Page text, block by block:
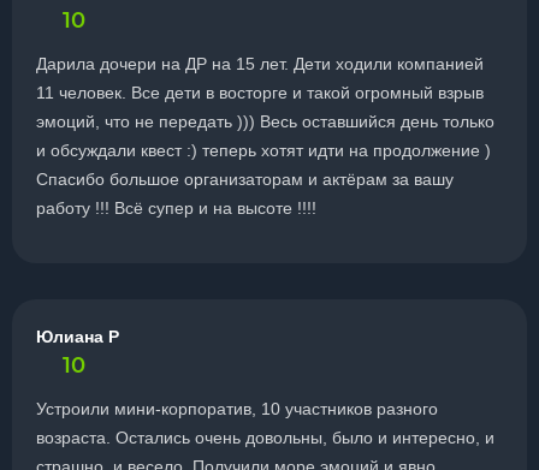
10
Дарила дочери на ДР на 15 лет. Дети ходили компанией
11 человек. Все дети в восторге и такой огромный взрыв
эмоций, что не передать ))) Весь оставшийся день только
и обсуждали квест :) теперь хотят идти на продолжение )
Спасибо большое организаторам и актёрам за вашу
работу !!! Всё супер и на высоте !!!!
Юлиана Р
10
Устроили мини-корпоратив, 10 участников разного
возраста. Остались очень довольны, было и интересно, и